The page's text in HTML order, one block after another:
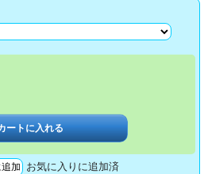
お気に入りに追加済